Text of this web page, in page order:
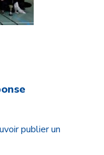
publier un